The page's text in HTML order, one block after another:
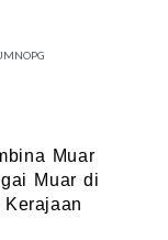
Muar
Muar di